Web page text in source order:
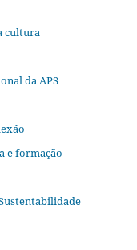
cultura
da APS
e formação